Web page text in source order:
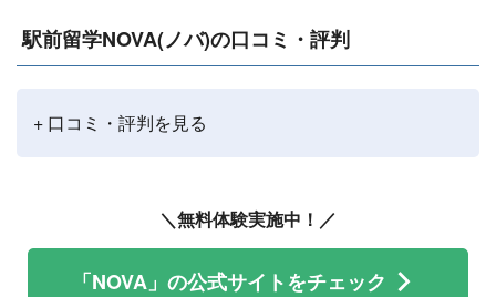
駅前留学NOVA(ノバ)の口コミ・評判
+ 口コミ・評判を見る
＼無料体験実施中！／
「NOVA」の公式サイトをチェック